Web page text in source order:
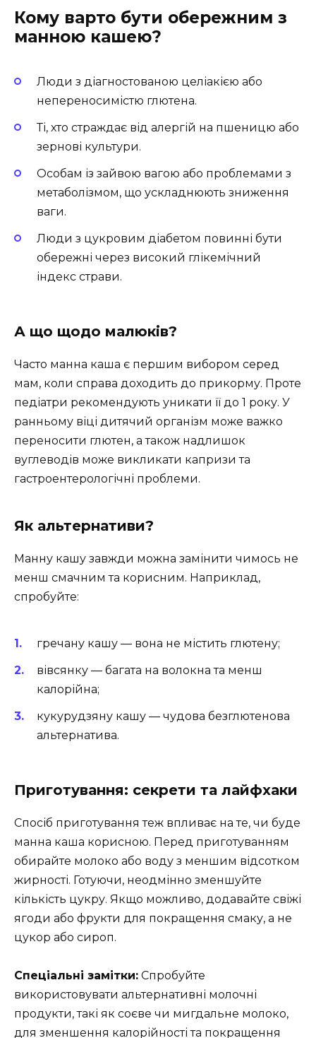
Кому варто бути обережним з
манною кашею?
Люди з діагностованою целіакією або
непереносимістю глютена.
Ті, хто страждає від алергій на пшеницю або
зернові культури.
Особам із зайвою вагою або проблемами з
метаболізмом, що ускладнюють зниження
ваги.
Люди з цукровим діабетом повинні бути
обережні через високий глікемічний
індекс страви.
А що щодо малюків?
Часто манна каша є першим вибором серед
мам, коли справа доходить до прикорму. Проте
педіатри рекомендують уникати її до 1 року. У
ранньому віці дитячий організм може важко
переносити глютен, а також надлишок
вуглеводів може викликати капризи та
гастроентерологічні проблеми.
Як альтернативи?
Манну кашу завжди можна замінити чимось не
менш смачним та корисним. Наприклад,
спробуйте:
гречану кашу — вона не містить глютену;
вівсянку — багата на волокна та менш
калорійна;
кукурудзяну кашу — чудова безглютенова
альтернатива.
Приготування: секрети та лайфхаки
Спосіб приготування теж впливає на те, чи буде
манна каша корисною. Перед приготуванням
обирайте молоко або воду з меншим відсотком
жирності. Готуючи, неодмінно зменшуйте
кількість цукру. Якщо можливо, додавайте свіжі
ягоди або фрукти для покращення смаку, а не
цукор або сироп.
Спеціальні замітки: Спробуйте
використовувати альтернативні молочні
продукти, такі як соєве чи мигдальне молоко,
для зменшення калорійності та покращення